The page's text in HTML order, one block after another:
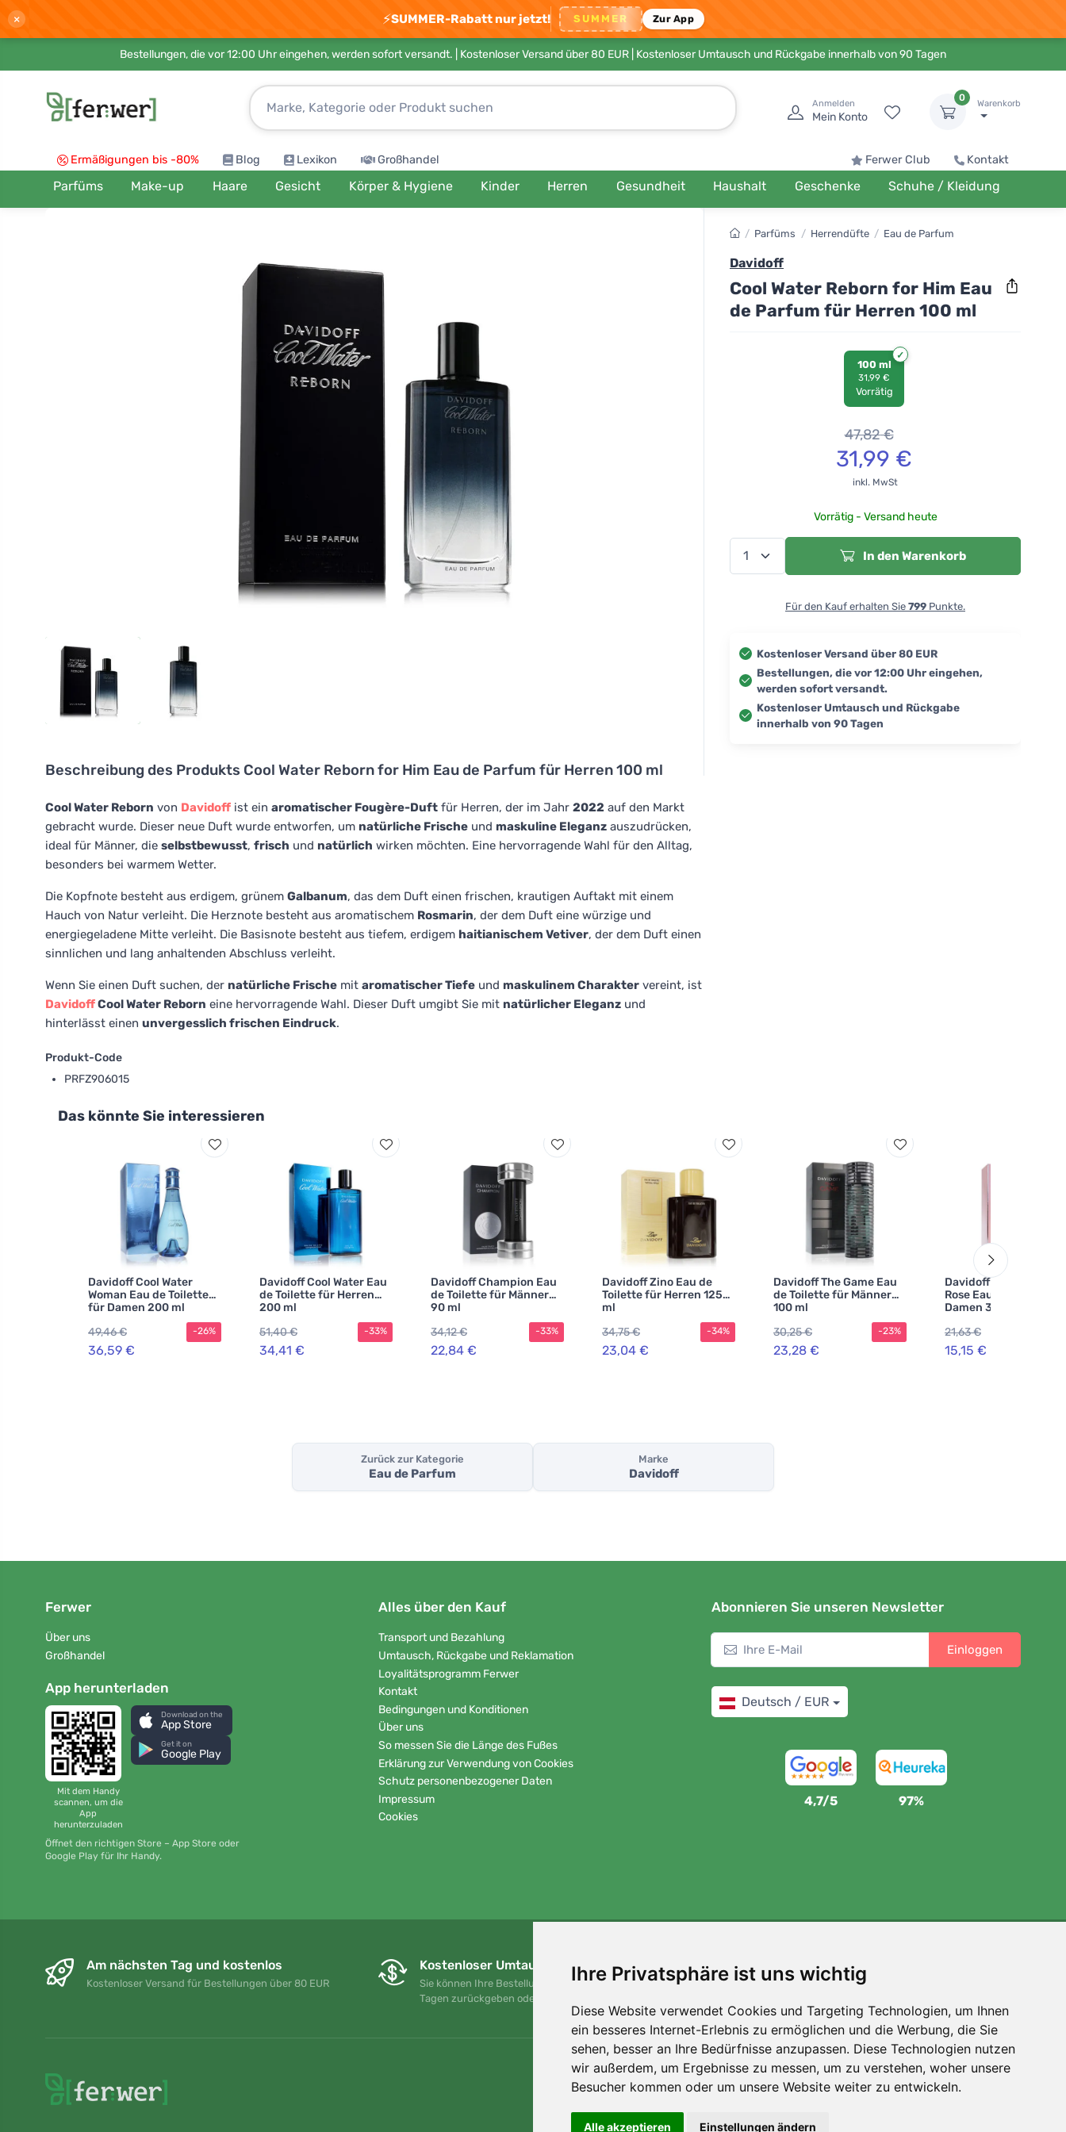
Ihre Privatsphäre ist uns wichtig
Diese Website verwendet Cookies und Targeting Technologien, um Ihnen
ein besseres Internet-Erlebnis zu ermöglichen und die Werbung, die Sie
sehen, besser an Ihre Bedürfnisse anzupassen. Diese Technologien nutzen
wir außerdem, um Ergebnisse zu messen, um zu verstehen, woher unsere
Besucher kommen oder um unsere Website weiter zu entwickeln.
Alle akzeptieren Einstellungen ändern
× ⚡SUMMER-Rabatt nur jetzt! SUMMER Zur App
Bestellungen, die vor 12:00 Uhr eingehen, werden sofort versandt. | Kostenloser Versand über 80 EUR | Kostenloser Umtausch und Rückgabe innerhalb von 90 Tagen
Anmelden
Mein Konto
0
Warenkorb
Ermäßigungen bis -80% Blog Lexikon Großhandel Ferwer Club Kontakt
Parfüms Make-up Haare Gesicht Körper & Hygiene Kinder Herren Gesundheit Haushalt Geschenke Schuhe / Kleidung
Beschreibung des Produkts Cool Water Reborn for Him Eau de Parfum für Herren 100 ml
Cool Water Reborn von Davidoff ist ein aromatischer Fougère-Duft für Herren, der im Jahr 2022 auf den Markt
gebracht wurde. Dieser neue Duft wurde entworfen, um natürliche Frische und maskuline Eleganz auszudrücken,
ideal für Männer, die selbstbewusst, frisch und natürlich wirken möchten. Eine hervorragende Wahl für den Alltag,
besonders bei warmem Wetter.
Die Kopfnote besteht aus erdigem, grünem Galbanum, das dem Duft einen frischen, krautigen Auftakt mit einem
Hauch von Natur verleiht. Die Herznote besteht aus aromatischem Rosmarin, der dem Duft eine würzige und
energiegeladene Mitte verleiht. Die Basisnote besteht aus tiefem, erdigem haitianischem Vetiver, der dem Duft einen
sinnlichen und lang anhaltenden Abschluss verleiht.
Wenn Sie einen Duft suchen, der natürliche Frische mit aromatischer Tiefe und maskulinem Charakter vereint, ist
DavidoffCool Water Reborn eine hervorragende Wahl. Dieser Duft umgibt Sie mit natürlicher Eleganz und
hinterlässt einen unvergesslich frischen Eindruck.
Produkt-Code
PRFZ906015
/ Parfüms / Herrendüfte / Eau de Parfum
Davidoff
Cool Water Reborn for Him Eau
de Parfum für Herren 100 ml
100 ml
31,99 €
Vorrätig
47,82€
31,99 €
inkl. MwSt
Vorrätig - Versand heute
In den Warenkorb
Für den Kauf erhalten Sie 799 Punkte.
Kostenloser Versand über 80 EUR
Bestellungen, die vor 12:00 Uhr eingehen,
werden sofort versandt.
Kostenloser Umtausch und Rückgabe
innerhalb von 90 Tagen
Das könnte Sie interessieren
Davidoff Cool Water
Woman Eau de Toilette
für Damen 200 ml
49,46 €
36,59 €
-26%
Davidoff Cool Water Eau
de Toilette für Herren
200 ml
51,40 €
34,41 €
-33%
Davidoff Champion Eau
de Toilette für Männer
90 ml
34,12 €
22,84 €
-33%
Davidoff Zino Eau de
Toilette für Herren 125
ml
34,75 €
23,04 €
-34%
Davidoff The Game Eau
de Toilette für Männer
100 ml
30,25 €
23,28 €
-23%
Davidoff Cool Water
Rose Eau de Toilette
Damen 30 ml
21,63 €
15,15 €
Zurück zur Kategorie
Eau de Parfum
Marke
Davidoff
Ferwer
Über uns
Großhandel
App herunterladen
Mit dem Handy
scannen, um die
App
herunterzuladen
Download on the
App Store
Get it on
Google Play
Öffnet den richtigen Store – App Store oder
Google Play für Ihr Handy.
Alles über den Kauf
Transport und Bezahlung
Umtausch, Rückgabe und Reklamation
Loyalitätsprogramm Ferwer
Kontakt
Bedingungen und Konditionen
Über uns
So messen Sie die Länge des Fußes
Erklärung zur Verwendung von Cookies
Schutz personenbezogener Daten
Impressum
Cookies
Abonnieren Sie unseren Newsletter
Einloggen
Deutsch / EUR
4,7/5 97%
Am nächsten Tag und kostenlos
Kostenloser Versand für Bestellungen über 80 EUR
Kostenloser Umtausch und Rückgabe
Sie können Ihre Bestellung jederzeit innerhalb von 90
Tagen zurückgeben oder umtauschen.
Wir unterstützen Trees.org
Für jede Bestellung pflanzen wir einen Baum! Mehr